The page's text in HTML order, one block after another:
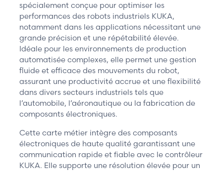
spécialement conçue pour optimiser les
performances des robots industriels KUKA,
notamment dans les applications nécessitant une
grande précision et une répétabilité élevée.
Idéale pour les environnements de production
automatisée complexes, elle permet une gestion
fluide et efficace des mouvements du robot,
assurant une productivité accrue et une flexibilité
dans divers secteurs industriels tels que
l’automobile, l’aéronautique ou la fabrication de
composants électroniques.
Cette carte métier intègre des composants
électroniques de haute qualité garantissant une
communication rapide et fiable avec le contrôleur
KUKA. Elle supporte une résolution élevée pour un